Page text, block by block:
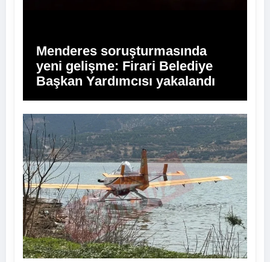
Menderes soruşturmasında
yeni gelişme: Firari Belediye
Başkan Yardımcısı yakalandı